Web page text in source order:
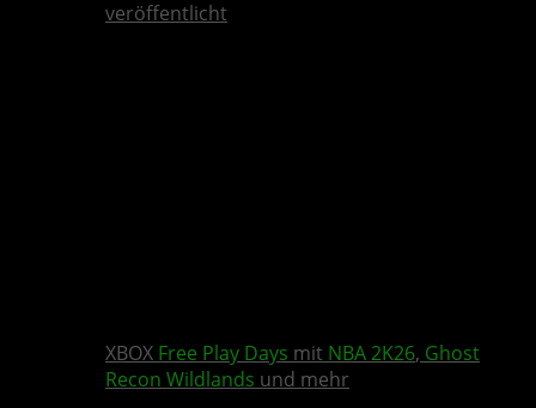
veröffentlicht
XBOX Free Play Days mit NBA 2K26, Ghost
Recon Wildlands und mehr